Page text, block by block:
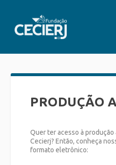
PRODUÇÃO
Quer ter acesso à produção
Cecierj? Então, conheça
formato eletrônico: